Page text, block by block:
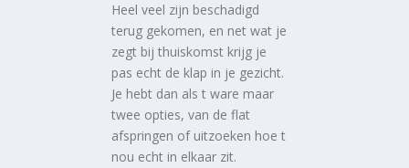
Heel veel zijn beschadigd
terug gekomen, en net wat je
zegt bij thuiskomst krijg je
pas echt de klap in je gezicht.
Je hebt dan als t ware maar
twee opties, van de flat
afspringen of uitzoeken hoe t
nou echt in elkaar zit.